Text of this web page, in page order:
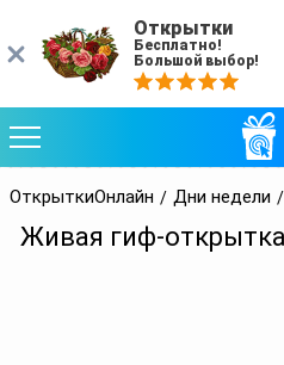
ОткрыткиОнлайн Дни недели
Живая гиф-
Открытки
Бесплатно!
Большой выбор!